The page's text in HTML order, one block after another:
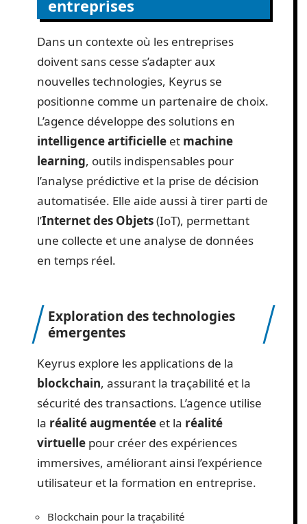
entreprises
Dans un contexte où les entreprises
doivent sans cesse s’adapter aux
nouvelles technologies, Keyrus se
positionne comme un partenaire de choix.
L’agence développe des solutions en
intelligence artificielle et machine
learning, outils indispensables pour
l’analyse prédictive et la prise de décision
automatisée. Elle aide aussi à tirer parti de
l’Internet des Objets(IoT), permettant
une collecte et une analyse de données
en temps réel.
Exploration des technologies
émergentes
Keyrus explore les applications de la
blockchain, assurant la traçabilité et la
sécurité des transactions. L’agence utilise
la réalité augmentée et la réalité
virtuelle pour créer des expériences
immersives, améliorant ainsi l’expérience
utilisateur et la formation en entreprise.
Blockchain pour la traçabilité